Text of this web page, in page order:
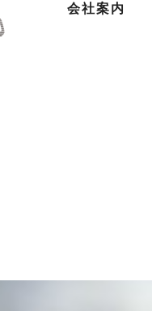
会社案内